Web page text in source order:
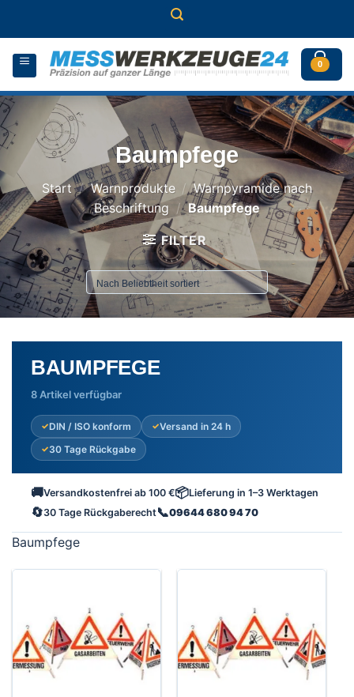
0
Baumpfege
Start / Warnprodukte / Warnpyramide nach
Beschriftung / Baumpfege
FILTER
BAUMPFEGE
8 Artikel verfügbar
DIN / ISO konform
Versand in 24 h
30 Tage Rückgabe
🚚Versandkostenfrei ab 100 €📦Lieferung in 1–3 Werktagen
🔄30 Tage Rückgaberecht📞09644 680 94 70
Baumpfege